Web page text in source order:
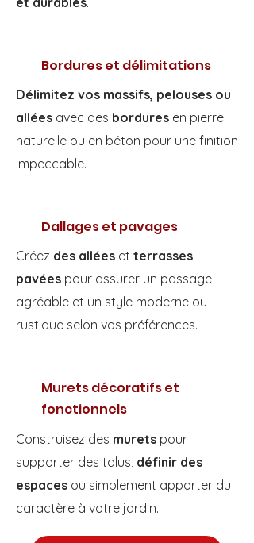
Bordures et délimitations
Délimitez vos massifs, pelouses ou
allées avec des bordures en pierre
naturelle ou en béton pour une finition
impeccable.
Dallages et pavages
Créez des allées et terrasses
pavées pour assurer un passage
agréable et un style moderne ou
rustique selon vos préférences.
Murets décoratifs et
fonctionnels
Construisez des murets pour
supporter des talus, définir des
espaces ou simplement apporter du
caractère à votre jardin.